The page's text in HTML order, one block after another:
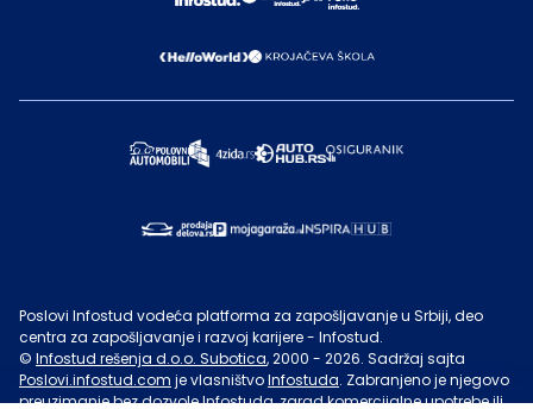
Poslovi Infostud vodeća platforma za zapošljavanje u Srbiji, deo
centra za zapošljavanje i razvoj karijere - Infostud.
© Infostud rešenja d.o.o. Subotica, 2000 - 2026. Sadržaj sajta
Poslovi.infostud.com je vlasništvoInfostuda. Zabranjeno je njegovo
preuzimanje bez dozvoleInfostuda, zarad komercijalne upotrebe ili